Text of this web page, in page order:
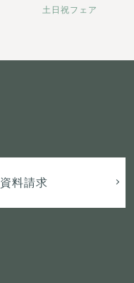
土日祝フェア
資料請求